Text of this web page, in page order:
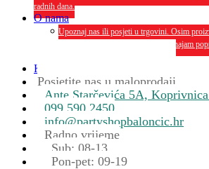
radnih dana.
O nama
Upoznaj nas ili posjeti u trgovini. Osim
dekoriranja interijera i eksterija te najam
Kontakt
Posjetite nas u maloprodaji
Ante Starčevića 5A,
099 590 2450
info@partyshopbaloncic.hr
Radno vrijeme
Sub: 08-13
Pon-pet: 09-19